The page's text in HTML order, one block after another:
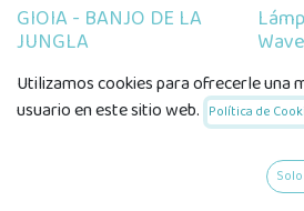
GIOIA - BANJO DE LA
JUNGLA
26,95€
49,99
Utilizamos cookies para ofrecerle una
usuario en este sitio web. Política de